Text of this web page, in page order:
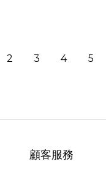
2 3 4 5
顧客服務